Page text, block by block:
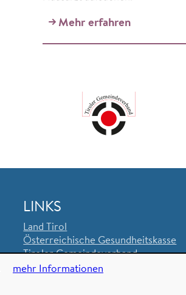
Mehr erfahren
LINKS
Land Tirol
Österreichische Gesundheitskasse
Tiroler Gemeindeverband
Versicherungsanstalt öffentlich
mehr Informationen